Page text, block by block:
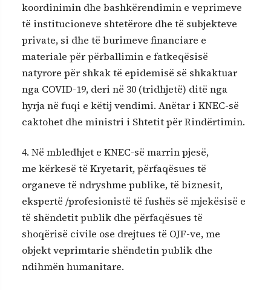
koordinimin dhe bashkërendimin e veprimeve
të institucioneve shtetërore dhe të subjekteve
private, si dhe të burimeve financiare e
materiale për përballimin e fatkeqësisë
natyrore për shkak të epidemisë së shkaktuar
nga COVID-19, deri në 30 (tridhjetë) ditë nga
hyrja në fuqi e këtij vendimi. Anëtar i KNEC-së
caktohet dhe ministri i Shtetit për Rindërtimin.
4. Në mbledhjet e KNEC-së marrin pjesë,
me kërkesë të Kryetarit, përfaqësues të
organeve të ndryshme publike, të biznesit,
ekspertë /profesionistë të fushës së mjekësisë e
të shëndetit publik dhe përfaqësues të
shoqërisë civile ose drejtues të OJF-ve, me
objekt veprimtarie shëndetin publik dhe
ndihmën humanitare.